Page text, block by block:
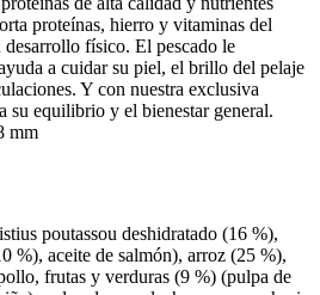
proteínas, hierro y vitaminas del
físico. El pescado le
a cuidar su piel, el brillo del pelaje
Y con nuestra exclusiva
su equilibrio y el bienestar general.
mm
poutassou deshidratado (16 %),
%), aceite de salmón), arroz (25 %),
frutas y verduras (9 %) (pulpa de